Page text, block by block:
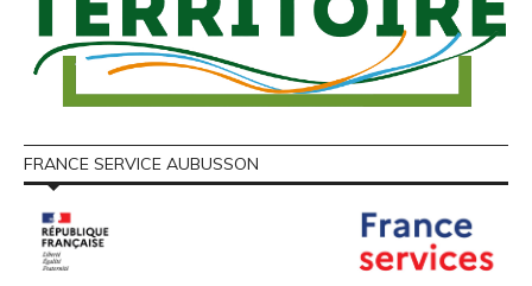
FRANCE SERVICE AUBUSSON